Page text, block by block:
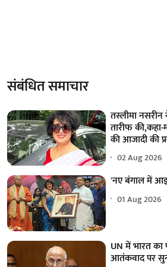
संबंधित समाचार
तस्लीमा
तारीफ की,कहा-
की आजादी की
02 Aug 2026
'नए बंगाल में
01 Aug 2026
UN में भारत का
आतंकवाद पर